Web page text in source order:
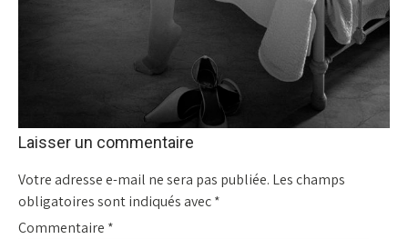
Laisser un commentaire
Votre adresse e-mail ne sera pas publiée. Les champs
obligatoires sont indiqués avec*
Commentaire *